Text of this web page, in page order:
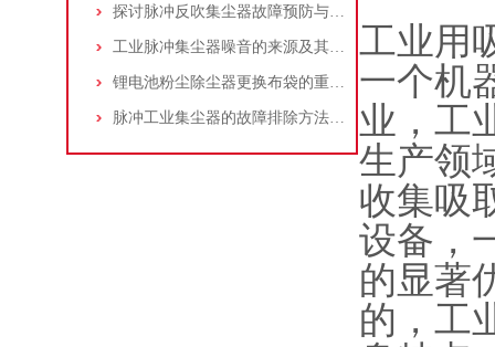
探讨脉冲反吹集尘器故障预防与维护要点
工业脉冲集尘器噪音的来源及其控制策略
锂电池粉尘除尘器更换布袋的重要性与方法
脉冲工业集尘器的故障排除方法和注意事项
工业用
一个机
业，工
生产领
收集吸
设备，
的显著
的，工